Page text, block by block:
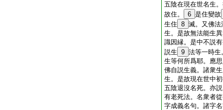
五陰在現在世名生
故住。
6 是住變故
生住 8 滅。又佛法
生。是故無法能生
識因縁。是中不説
説生 9 法等一時生
生等何所爲耶。應
佛自説生義。諸衆
生。是故現在世中
五陰退沒名死。亦
有老死法。名衆者
字成義名句。諸字